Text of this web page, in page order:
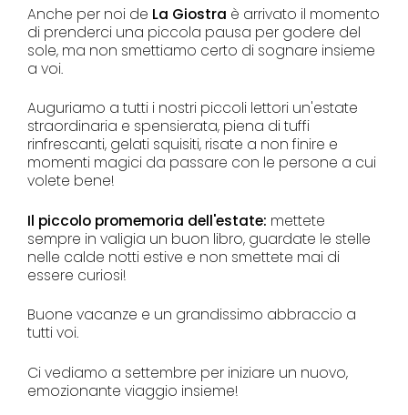
Anche per noi de La Giostra è arrivato il momento
di prenderci una piccola pausa per godere del
sole, ma non smettiamo certo di sognare insieme
a voi.
Auguriamo a tutti i nostri piccoli lettori un'estate
straordinaria e spensierata, piena di tuffi
rinfrescanti, gelati squisiti, risate a non finire e
momenti magici da passare con le persone a cui
volete bene!
Il piccolo promemoria dell'estate: mettete
sempre in valigia un buon libro, guardate le stelle
nelle calde notti estive e non smettete mai di
essere curiosi!
Buone vacanze e un grandissimo abbraccio a
tutti voi.
Ci vediamo a settembre per iniziare un nuovo,
emozionante viaggio insieme!